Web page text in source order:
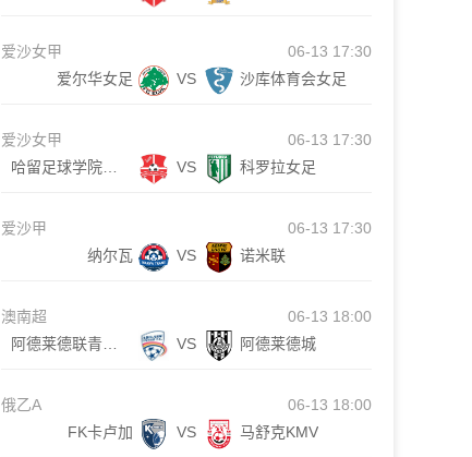
爱沙女甲
06-13 17:30
爱尔华女足
VS 沙库体育会女足
爱沙女甲
06-13 17:30
VS 科罗拉女足
爱沙甲
06-13 17:30
纳尔瓦
VS 诺米联
澳南超
06-13 18:00
VS 阿德莱德城
俄乙A
06-13 18:00
FK卡卢加
VS 马舒克KMV